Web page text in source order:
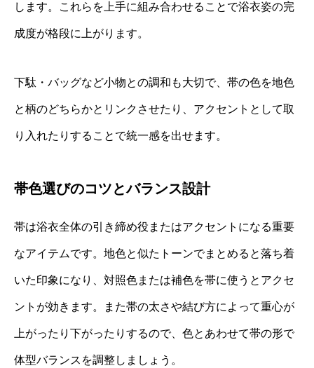
します。これらを上手に組み合わせることで浴衣姿の完
成度が格段に上がります。
下駄・バッグなど小物との調和も大切で、帯の色を地色
と柄のどちらかとリンクさせたり、アクセントとして取
り入れたりすることで統一感を出せます。
帯色選びのコツとバランス設計
帯は浴衣全体の引き締め役またはアクセントになる重要
なアイテムです。地色と似たトーンでまとめると落ち着
いた印象になり、対照色または補色を帯に使うとアクセ
ントが効きます。また帯の太さや結び方によって重心が
上がったり下がったりするので、色とあわせて帯の形で
体型バランスを調整しましょう。